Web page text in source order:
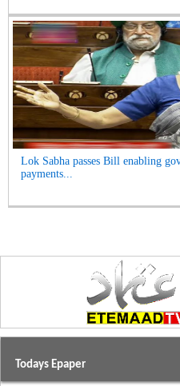
Lok Sabha passes Bill enabling
payments...
Todays Epaper